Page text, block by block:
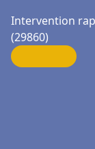
Intervention
(29860)